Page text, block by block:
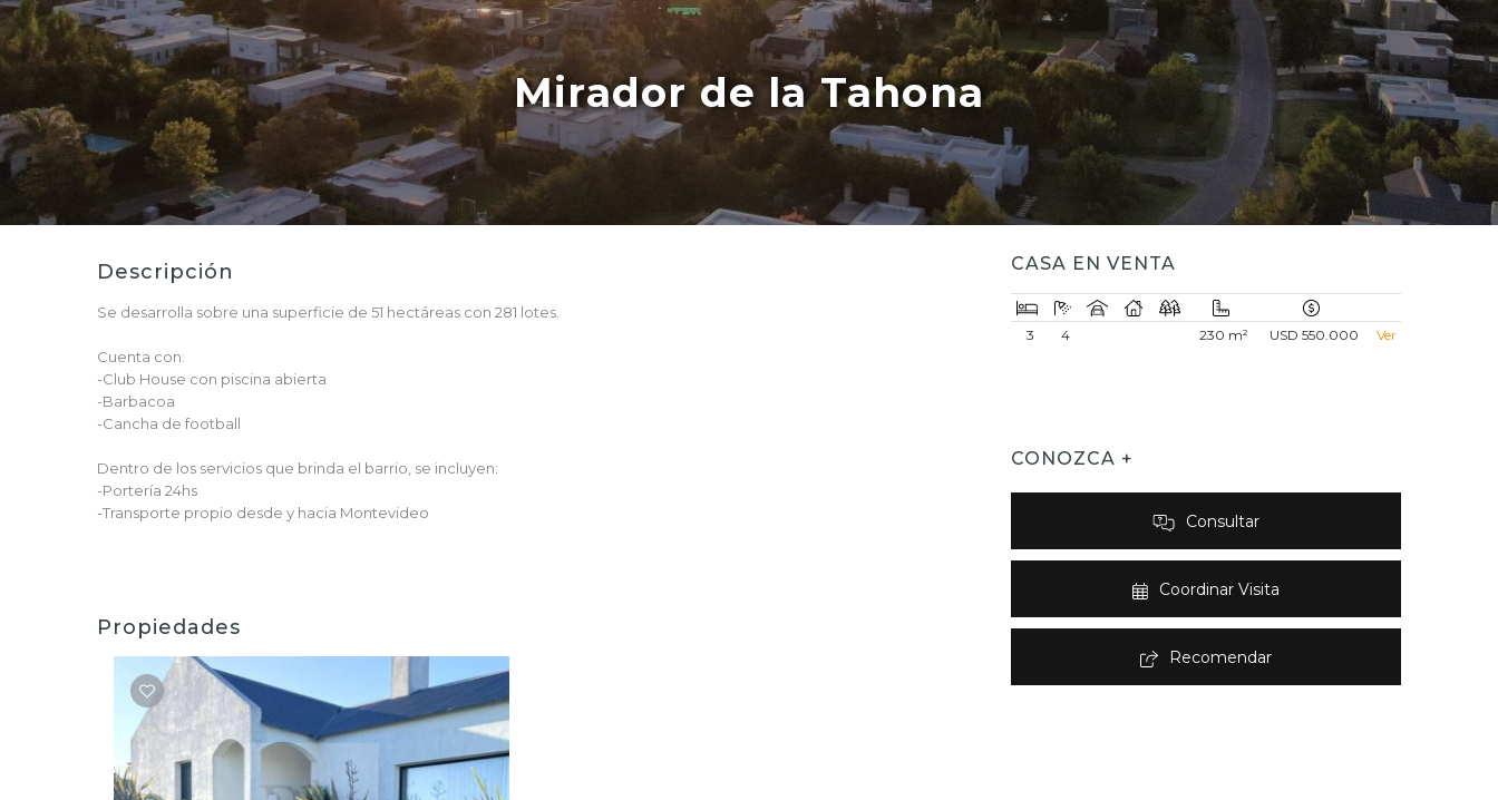
Mirador de la Tahona
Descripción
Se desarrolla sobre una superficie de 51 hectáreas con 281 lotes.
Cuenta con:
-Club House con piscina abierta
-Barbacoa
-Cancha de football
Dentro de los servicios que brinda el barrio, se incluyen:
-Portería 24hs
-Transporte propio desde y hacia Montevideo
Propiedades
CASA EN VENTA
3 4 230 m² USD 550.000 Ver
CONOZCA +
Consultar
Coordinar Visita
Recomendar